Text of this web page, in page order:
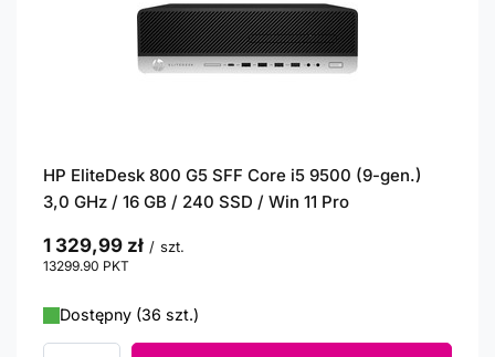
HP EliteDesk 800 G5 SFF Core i5 9500 (9-gen.)
3,0 GHz / 16 GB / 240 SSD / Win 11 Pro
1 329,99 zł / szt.
13299.90 PKT
Dostępny (36 szt.)